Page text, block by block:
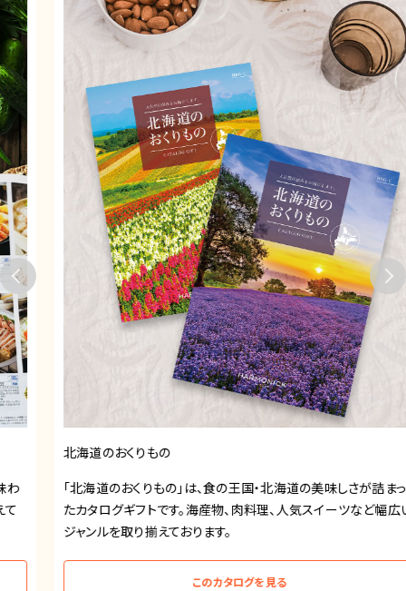
北海道のおくりもの
「北海道のおくりもの」は、食の王国・北海道の美味しさが詰まっ
たカタログギフトです。海産物、肉料理、人気スイーツなど幅広い
ジャンルを取り揃えております。
このカタログを見る